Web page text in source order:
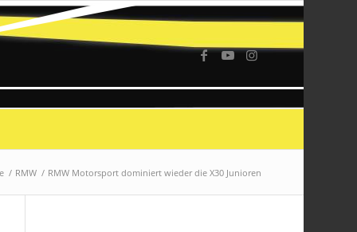
/ RMW / RMW Motorsport dominiert wieder die X30 Junioren